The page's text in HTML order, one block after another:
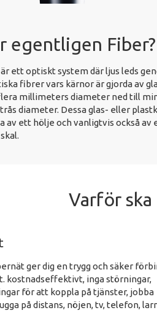
egentligen Fiber?
ett optiskt system där ljus leds
fibrer vars kärnor är gjorda av
millimeters diameter ned till
diameter. Dessa glas- eller
av ett hölje och vanligtvis också av
Varför
ger dig en trygg och säker
kostnadseffektivt, inga störningar,
för att koppla på tjänster, jobba
på distans, nöjen, tv, telefon,